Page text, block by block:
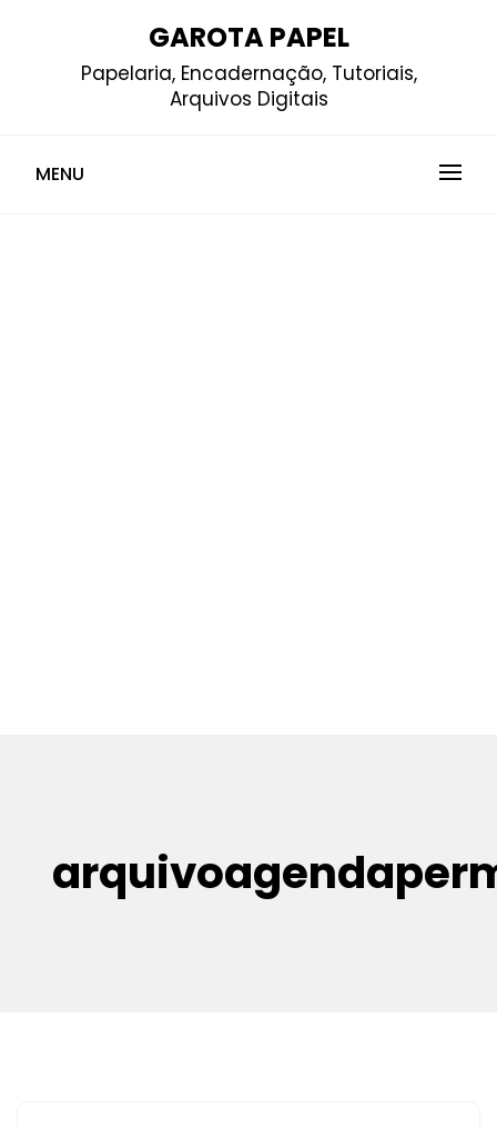
GAROTA PAPEL
Papelaria, Encadernação, Tutoriais,
Arquivos Digitais
MENU